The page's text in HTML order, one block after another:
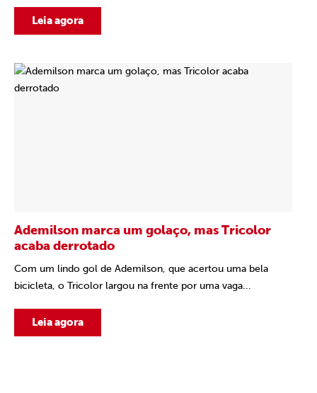
Leia agora
Ademilson marca um golaço, mas Tricolor
acaba derrotado
Com um lindo gol de Ademilson, que acertou uma bela
bicicleta, o Tricolor largou na frente por uma vaga...
Leia agora